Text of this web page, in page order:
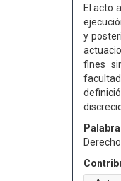
El acto
y
fines